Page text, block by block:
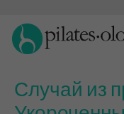
Случай из